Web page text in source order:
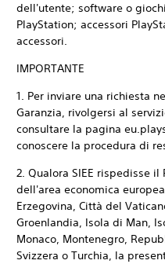
dell'utente; software o
PlayStation; accessori
accessori.
IMPORTANTE
1. Per inviare una richiesta
Garanzia, rivolgersi al
consultare la pagina
conoscere la procedura di
2. Qualora SIEE rispedisse
dell'area economica
Erzegovina, Città del
Groenlandia, Isola di Man,
Monaco, Montenegro,
Svizzera o Turchia, la